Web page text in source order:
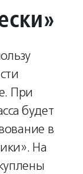
При
будет
в
На